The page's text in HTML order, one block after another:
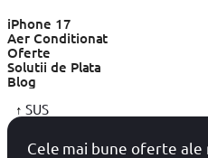
iPhone 17
Aer Conditionat
Oferte
Solutii de Plata
Blog
↑ SUS
Cele mai bune oferte